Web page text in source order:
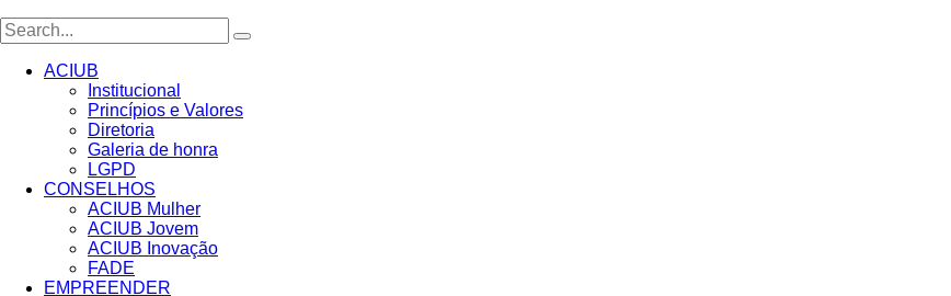
ACIUB
Institucional
Princípios e Valores​
Diretoria
Galeria de honra
LGPD
CONSELHOS
ACIUB Mulher
ACIUB Jovem
ACIUB Inovação
FADE
EMPREENDER